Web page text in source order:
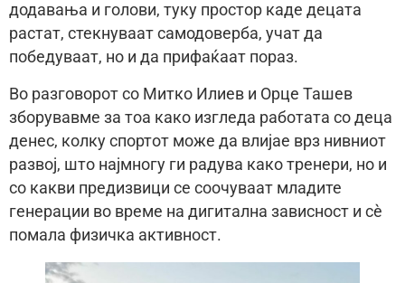
додавања и голови, туку простор каде децата
растат, стекнуваат самодоверба, учат да
победуваат, но и да прифаќаат пораз.
Во разговорот со Митко Илиев и Орце Ташев
зборувавме за тоа како изгледа работата со деца
денес, колку спортот може да влијае врз нивниот
развој, што најмногу ги радува како тренери, но и
со какви предизвици се соочуваат младите
генерации во време на дигитална зависност и сè
помала физичка активност.